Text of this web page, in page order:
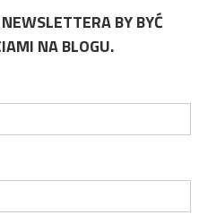
BY BYĆ
NA BLOGU.